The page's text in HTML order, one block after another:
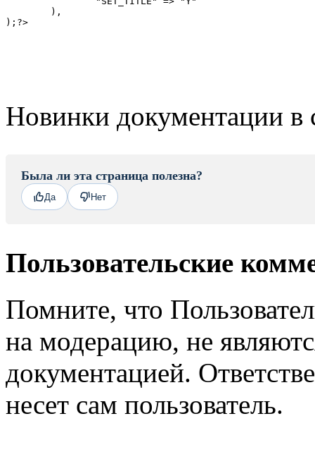
Новинки документации в
Была ли эта страница полезна?
Да Нет
Пользовательские
Помните, что
на модерацию, не
документацией.
несет сам пользователь.